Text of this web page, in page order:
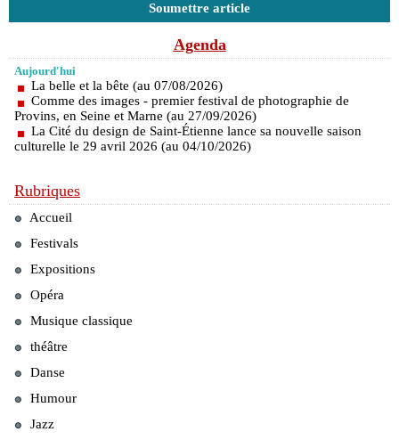
Soumettre article
Agenda
Aujourd'hui
La belle et la bête (au 07/08/2026)
Comme des images - premier festival de photographie de
Provins, en Seine et Marne (au 27/09/2026)
La Cité du design de Saint-Étienne lance sa nouvelle saison
culturelle le 29 avril 2026 (au 04/10/2026)
Rubriques
Accueil
Festivals
Expositions
Opéra
Musique classique
théâtre
Danse
Humour
Jazz